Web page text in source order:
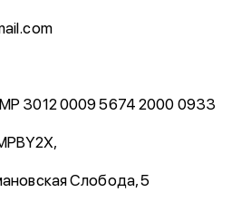
3012 0009 5674 2000 0933
Слобода, 5